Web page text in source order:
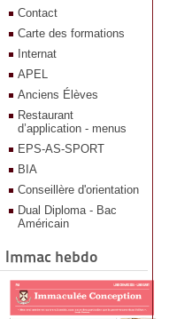
Contact
Carte des formations
Internat
APEL
Anciens Élèves
Restaurant
d’application - menus
EPS-AS-SPORT
BIA
Conseillère d'orientation
Dual Diploma - Bac
Américain
Immac hebdo